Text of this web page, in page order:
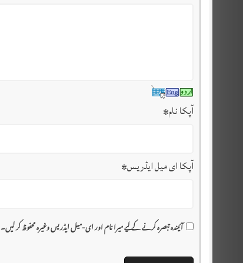
آپکا نام*
آپکا ای میل ایڈریس*
آئیندہ تبصرہ کرنے کے لیے میرا نام اور ای-میل ایڈریس وغیرہ محفوظ کر لیں۔